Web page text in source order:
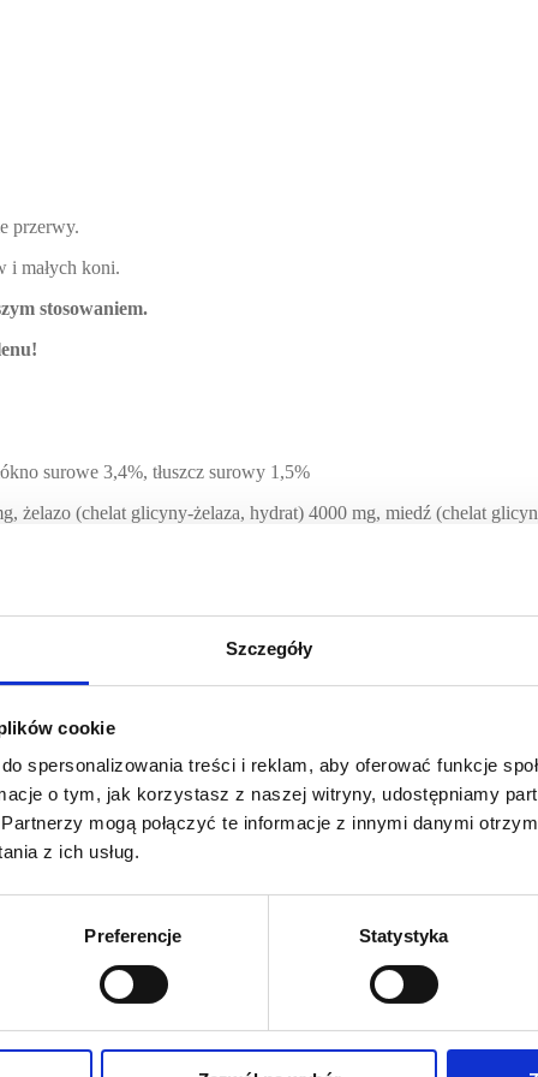
Szczegóły
cookie
spersonalizowania treści i reklam, aby oferować funkcje
o tym, jak korzystasz z naszej witryny, udostępniamy
mogą połączyć te informacje z innymi danymi
z ich usług.
Preferencje Statystyka
przerwy.
i małych koni.
stosowaniem.
surowe 3,4%, tłuszcz surowy 1,5%
żelazo (chelat glicyny-żelaza, hydrat) 4000 mg, miedź (chelat
E (octan dl-alfa-tokoferylu) 20 000 mg, witamina C (kwas